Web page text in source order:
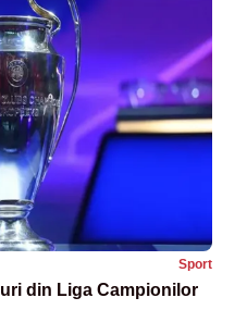
Sport
din Liga Campionilor